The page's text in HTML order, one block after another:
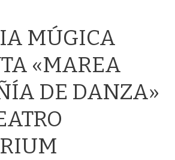
MÚGICA
«MAREA
DE DANZA»